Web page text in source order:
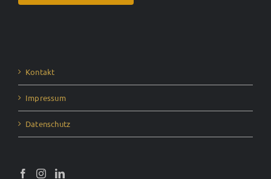
Kontakt
Impressum
Datenschutz